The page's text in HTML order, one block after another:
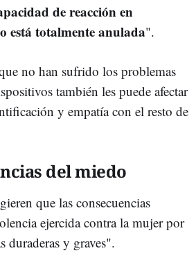
de reacción en
está totalmente anulada".
no han sufrido los problemas
también les puede afectar
y empatía con el resto de
del miedo
que las consecuencias
ejercida contra la mujer por
duraderas y graves".